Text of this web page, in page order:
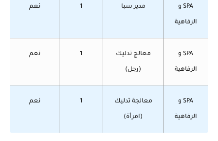
SPA و
الرفاهية
مدير سبا 1 نعم
SPA و
الرفاهية
معالج تدليك
(رجل)
1 نعم
SPA و
الرفاهية
معالجة تدليك
(امرأة)
1 نعم